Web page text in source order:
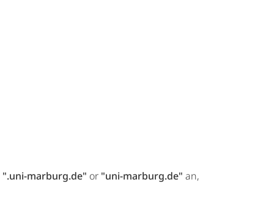
".uni-marburg.de" or "uni-marburg.de" an,